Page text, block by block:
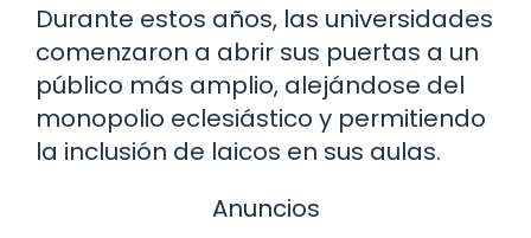
Durante estos años, las universidades
comenzaron a abrir sus puertas a un
público más amplio, alejándose del
monopolio eclesiástico y permitiendo
la inclusión de laicos en sus aulas.
Anuncios